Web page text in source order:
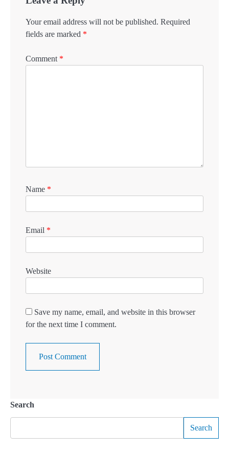
Your email address will not be published. Required
fields are marked *
Comment *
Name *
Email *
Website
Save my name, email, and website in this browser
for the next time I comment.
Search
Search